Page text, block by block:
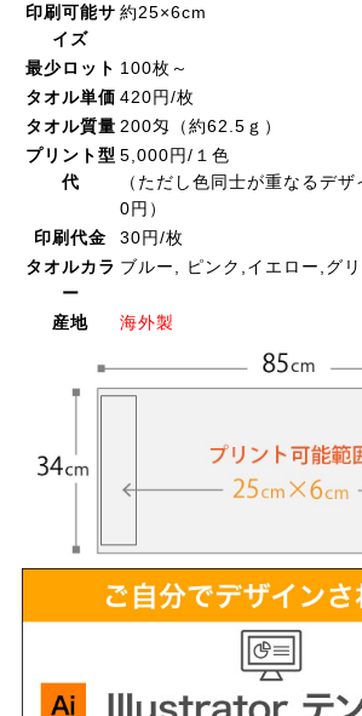
印刷可能サ
イズ
約25×6cm
最少ロット 100枚～
タオル単価 420円/枚
タオル質量 200匁（約62.5ｇ）
プリント型
代
5,000円/１色
（ただし色同士が重なるデ
0円）
印刷代金
30円/枚
タオルカラ
ー
ブルー, ピンク,イエロー,グ
産地 海外製